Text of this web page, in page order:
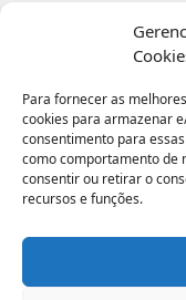
Para fornecer as
cookies para armazenar
consentimento para
como comportamento de
consentir ou retirar o
recursos e funções.
© Copyright 2024